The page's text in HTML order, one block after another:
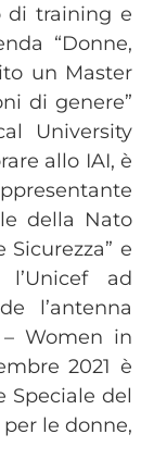
di training e
“Donne,
un Master
di genere”
University
allo IAI, è
della Nato
e
ad
l’antenna
– Women in
2021 è
Speciale del
le donne,